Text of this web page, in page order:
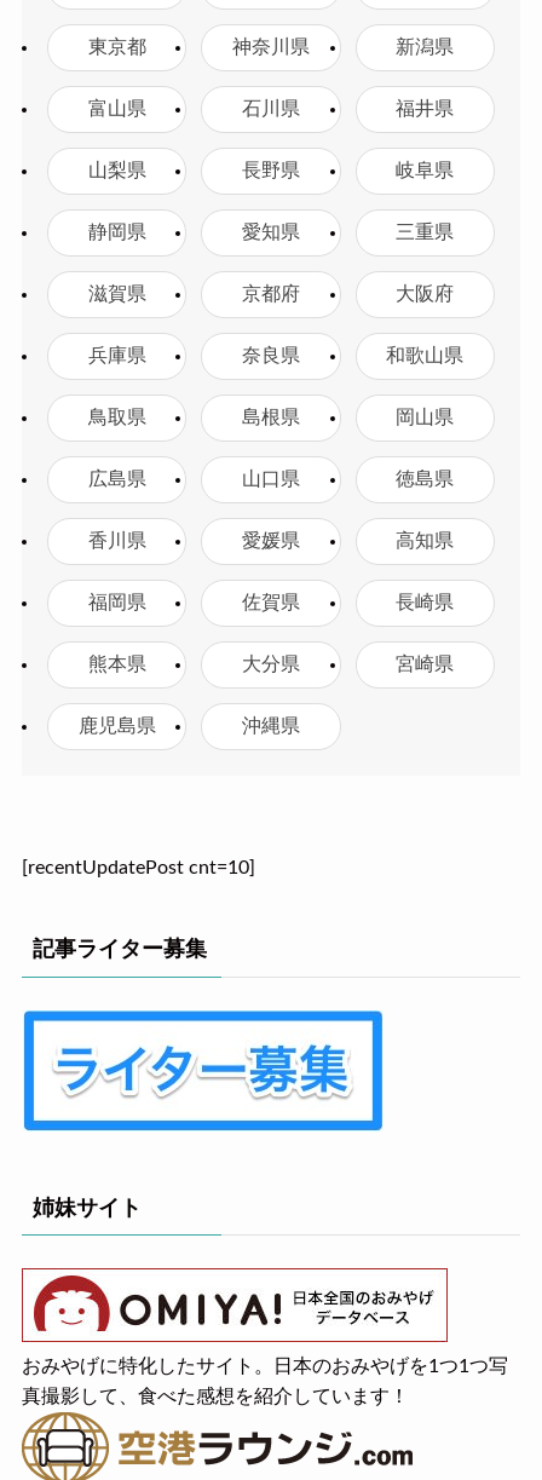
東京都 神奈川県 新潟県
富山県 石川県 福井県
山梨県 長野県 岐阜県
静岡県 愛知県 三重県
滋賀県 京都府 大阪府
兵庫県 奈良県 和歌山県
鳥取県 島根県 岡山県
広島県 山口県 徳島県
香川県 愛媛県 高知県
福岡県 佐賀県 長崎県
熊本県 大分県 宮崎県
鹿児島県 沖縄県
[recentUpdatePost cnt=10]
記事ライター募集
姉妹サイト
おみやげに特化したサイト。日本のおみやげを1つ1つ写
真撮影して、食べた感想を紹介しています！